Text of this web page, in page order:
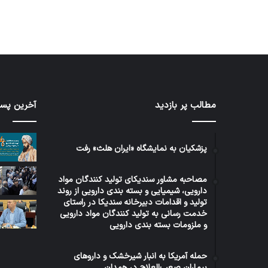
مطالب پر بازدید
پزشکیان به نمایشگاه «ایران هلث» رفت
مصاحبه مشاور سندیکای تولید کنندگان مواد
دارویی، شیمیایی و بسته بندی دارویی از روند
تولید و اقدامات دبیرخانه سندیکا در راستای
خدمت رسانی به تولید کنندگان مواد دارویی
و ملزومات بسته بندی دارویی
حمله آمریکا به انبار شیرخشک و داروهای
آخرین
برنامه
دولت
عراق
حوزه
سلامت
1 هفته پیش
برنامه ۵ ساله دولت عراق در حوزه
سلامت
دکتر
مدیر
سابق
روابط
وزارت
5 روز پیش